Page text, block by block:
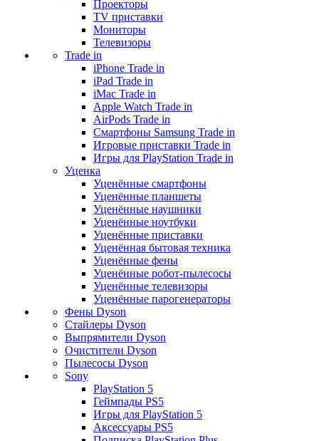
Проекторы
TV приставки
Мониторы
Телевизоры
Trade in
iPhone Trade in
iPad Trade in
iMac Trade in
Apple Watch Trade in
AirPods Trade in
Смартфоны Samsung Trade in
Игровые приставки Trade in
Игры для PlayStation Trade in
Уценка
Уценённые смартфоны
Уценённые планшеты
Уценённые наушники
Уценённые ноутбуки
Уценённые приставки
Уценённая бытовая техника
Уценённые фены
Уценённые робот-пылесосы
Уценённые телевизоры
Уценённые парогенераторы
Фены Dyson
Стайлеры Dyson
Выпрямители Dyson
Очистители Dyson
Пылесосы Dyson
Sony
PlayStation 5
Геймпады PS5
Игры для PlayStation 5
Аксессуары PS5